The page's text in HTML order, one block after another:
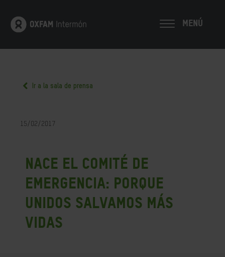
MENÚ
Ir a la sala de prensa
15/02/2017
Nace el Comité de
Emergencia: porque
unidos salvamos más
vidas